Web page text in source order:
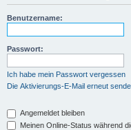
Benutzername:
Passwort:
Ich habe mein Passwort vergessen
Die Aktivierungs-E-Mail erneut
Angemeldet bleiben
Meinen Online-Status während